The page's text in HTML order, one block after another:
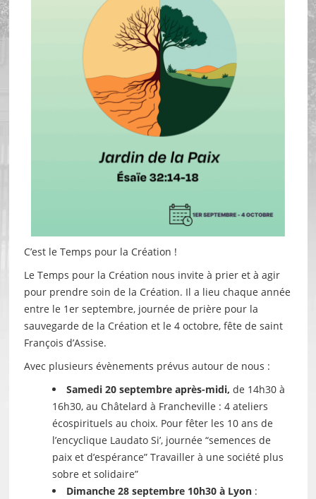
C’est le Temps pour la Création !
Le Temps pour la Création nous invite à prier et à agir
pour prendre soin de la Création. Il a lieu chaque année
entre le 1er septembre, journée de prière pour la
sauvegarde de la Création et le 4 octobre, fête de saint
François d’Assise.
Avec plusieurs évènements prévus autour de nous :
Samedi 20 septembre après-midi, de 14h30 à
16h30, au Châtelard à Francheville : 4 ateliers
écospirituels au choix. Pour fêter les 10 ans de
l’encyclique Laudato Si’, journée “semences de
paix et d’espérance” Travailler à une société plus
sobre et solidaire”
Dimanche 28 septembre 10h30 à Lyon: